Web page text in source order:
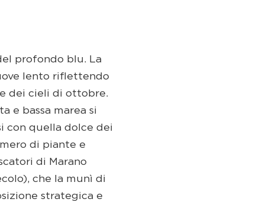
profondo blu. La
lento riflettendo
dei cieli di ottobre.
e bassa marea si
con quella dolce dei
di piante e
di Marano
che la munì di
strategica e